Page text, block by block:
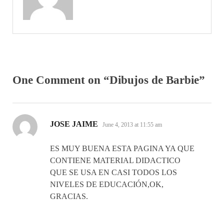
One Comment on “Dibujos de Barbie”
JOSE JAIME says:
June 4, 2013 at 11:55 am
ES MUY BUENA ESTA PAGINA YA QUE
CONTIENE MATERIAL DIDACTICO
QUE SE USA EN CASI TODOS LOS
NIVELES DE EDUCACIÓN,OK,
GRACIAS.